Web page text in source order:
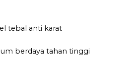
tebal anti karat
berdaya tahan tinggi